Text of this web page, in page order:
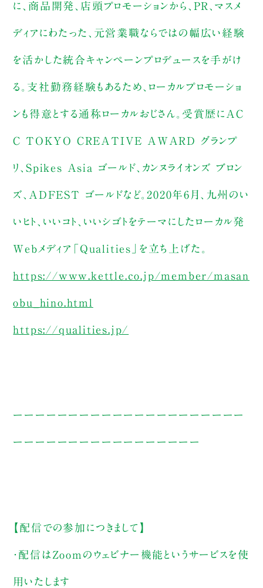
に、商品開発、店頭プロモーションから、PR、マスメ
ディアにわたった、元営業職ならではの幅広い経験
を活かした統合キャンペーンプロデュースを手がけ
る。支社勤務経験もあるため、ローカルプロモーショ
ンも得意とする通称ローカルおじさん。受賞歴にAC
C TOKYO CREATIVE AWARD グランプ
リ、Spikes Asia ゴールド、カンヌライオンズ ブロン
ズ、ADFEST ゴールドなど。2020年6月、九州のい
いヒト、いいコト、いいシゴトをテーマにしたローカル発
Webメディア「Qualities」を立ち上げた。
https://www.kettle.co.jp/member/masan
obu_hino.html
https://qualities.jp/
ーーーーーーーーーーーーーーーーーーーーー
ーーーーーーーーーーーーーーーーー
【配信での参加につきまして】
・配信はZoomのウェビナー機能というサービスを使
用いたします